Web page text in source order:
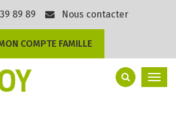
89 89 Nous contacter
COMPTE FAMILLE